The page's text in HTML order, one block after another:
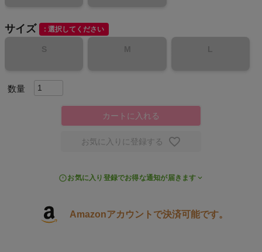
レディーススポーツウェア
スポーツシューズ
キャンプ・フェス
サイズ 選択してください
S M L
カートに入れる
お気に入りに登録する
お気に入り登録でお得な通知が届きます
Amazonアカウントで決済可能です。